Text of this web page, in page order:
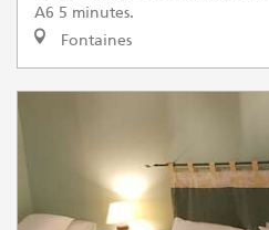
A6 5 minutes.
Fontaines